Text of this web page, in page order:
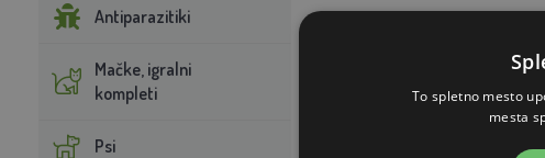
Antiparazitiki
Mačke, igralni
kompleti
Psi
Sama podajalnica je
je podajalnik veliko tišji
To spletno mesto
mesta